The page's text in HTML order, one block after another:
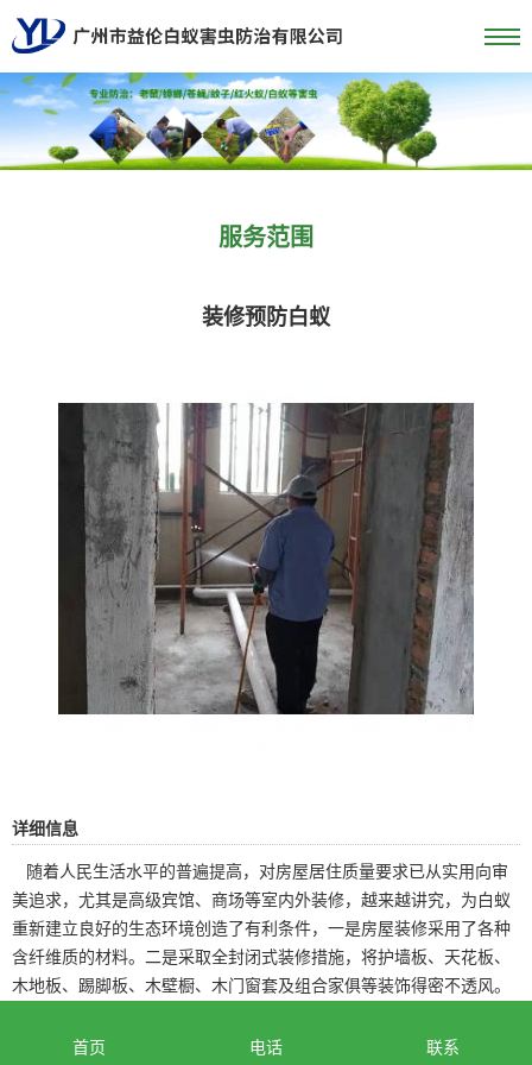
服务范围
装修预防白蚁
详细信息
随着人民生活水平的普遍提高，对房屋居住质量要求已从实用向审
美追求，尤其是高级宾馆、商场等室内外装修，越来越讲究，为白蚁
重新建立良好的生态环境创造了有利条件，一是房屋装修采用了各种
含纤维质的材料。二是采取全封闭式装修措施，将护墙板、天花板、
木地板、踢脚板、木壁橱、木门窗套及组合家俱等装饰得密不透风。
温度和隐蔽的场所等良好的生态环境，从而加重了蚁害程度。因此，
首页 电话 联系